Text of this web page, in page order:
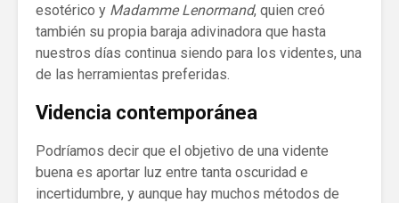
esotérico y Madamme Lenormand, quien creó
también su propia baraja adivinadora que hasta
nuestros días continua siendo para los videntes, una
de las herramientas preferidas.
Videncia contemporánea
Podríamos decir que el objetivo de una vidente
buena es aportar luz entre tanta oscuridad e
incertidumbre, y aunque hay muchos métodos de